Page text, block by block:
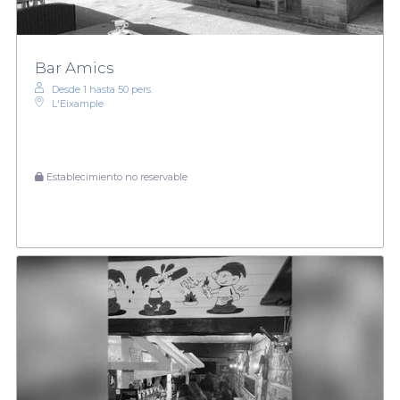
Bar Amics
Desde 1 hasta 50 pers.
L'Eixample
Establecimiento no reservable